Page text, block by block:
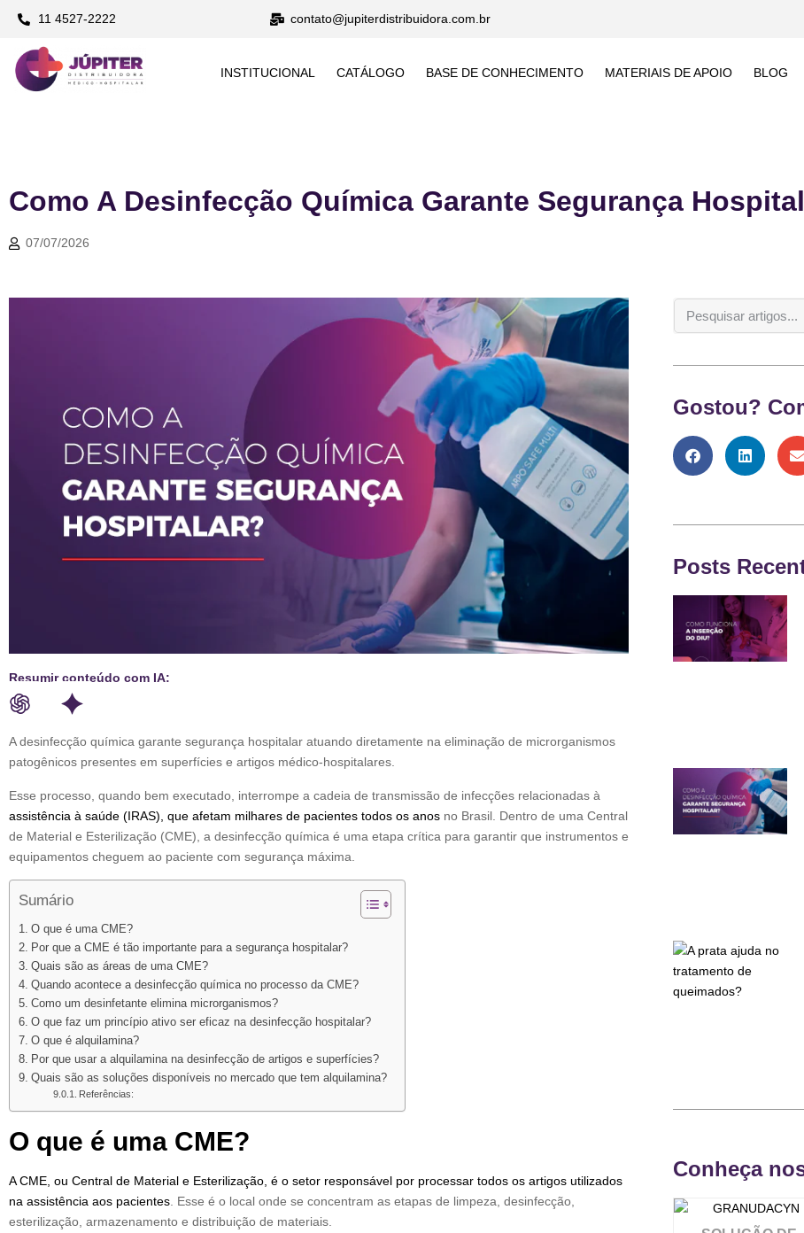
11 4527-2222 contato@jupiterdistribuidora.com.br
INSTITUCIONAL CATÁLOGO BASE DE CONHECIMENTO MATERIAIS DE APOIO BLOG
Como A Desinfecção Química Garante Segurança
07/07/2026
Resumir conteúdo com IA:
A desinfecção química garante segurança hospitalar atuando diretamente na eliminação de microrganismos
patogênicos presentes em superfícies e artigos médico-hospitalares.
Esse processo, quando bem executado, interrompe a cadeia de transmissão de infecções relacionadas à
assistência à saúde (IRAS), que afetam milhares de pacientes todos os anos no Brasil. Dentro de uma Central
de Material e Esterilização (CME), a desinfecção química é uma etapa crítica para garantir que instrumentos e
equipamentos cheguem ao paciente com segurança máxima.
Sumário
O que é uma CME?
Por que a CME é tão importante para a segurança hospitalar?
Quais são as áreas de uma CME?
Quando acontece a desinfecção química no processo da CME?
Como um desinfetante elimina microrganismos?
O que faz um princípio ativo ser eficaz na desinfecção hospitalar?
O que é alquilamina?
Por que usar a alquilamina na desinfecção de artigos e superfícies?
Quais são as soluções disponíveis no mercado que tem alquilamina?
Referências:
O que é uma CME?
A CME, ou Central de Material e Esterilização, é o setor responsável por processar todos os artigos utilizados
na assistência aos pacientes . Esse é o local onde se concentram as etapas de limpeza, desinfecção,
esterilização, armazenamento e distribuição de materiais.
Gostou?
Posts
Conheça